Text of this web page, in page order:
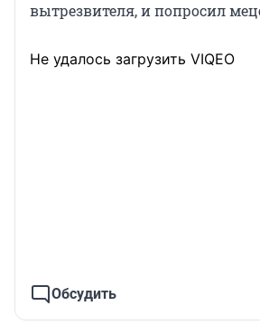
вытрезвителя, и попросил
Не удалось загрузить VIQEO
Обсудить